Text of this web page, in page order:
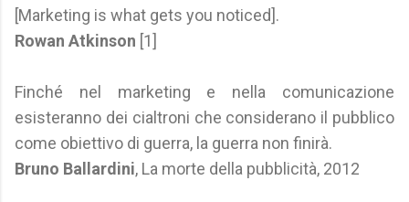
[Marketing is what gets you noticed].
Rowan Atkinson [1]
Finché nel marketing e nella comunicazione
esisteranno dei cialtroni che considerano il pubblico
come obiettivo di guerra, la guerra non finirà.
Bruno Ballardini, La morte della pubblicità, 2012